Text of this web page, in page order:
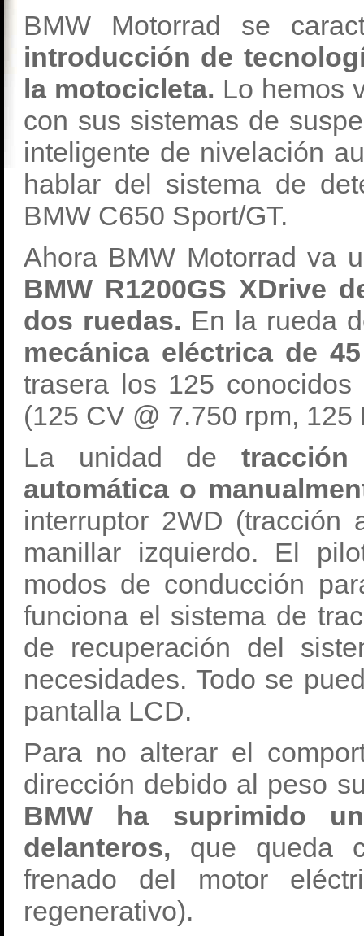
BMW Motorrad se
introducción de
la motocicleta. Lo hemos
con sus sistemas de
inteligente de nivelación
hablar del sistema de
BMW C650 Sport/GT.
Ahora BMW Motorrad va
BMW R1200GS XDrive
dos ruedas. En la rueda
mecánica eléctrica de
trasera los 125
(125 CV @ 7.750 rpm, 125
La unidad de tracción
automática o
interruptor 2WD
manillar izquierdo. El
modos de conducción
funciona el sistema de
de recuperación del
necesidades. Todo se
pantalla LCD.
Para no alterar el
dirección debido al peso
BMW ha suprimido
delanteros, que queda
frenado del motor
regenerativo).